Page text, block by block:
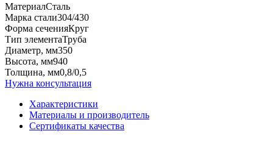
МатериалСталь
Марка стали304/430
Форма сеченияКруг
Тип элементаТруба
Диаметр, мм350
Высота, мм940
Толщина, мм0,8/0,5
Нужна консультация
Характеристики
Материалы и производитель
Сертификаты качества